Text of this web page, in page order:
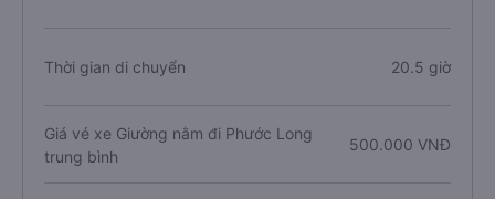
Thời gian di chuyển 20.5 giờ
Giá vé xe Giường nằm đi Phước Long
trung bình
500.000 VNĐ